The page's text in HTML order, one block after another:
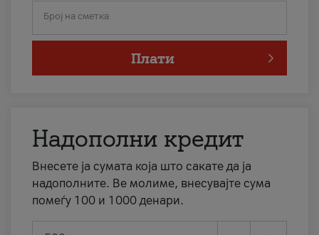
Број на сметка
Плати
Надополни кредит
Внесете ја сумата која што сакате да ја
надополните. Ве молиме, внесувајте сума
помеѓу 100 и 1000 денари.